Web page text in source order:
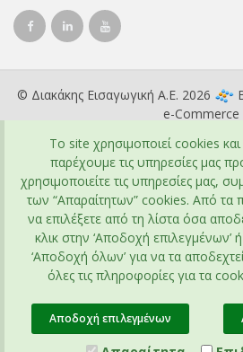
© Διακάκης Εισαγωγική Α.Ε. 2026
e-Commerce
To site χρησιμοποιεί cookies
παρέχουμε τις υπηρεσίες μας
χρησιμοποιείτε τις υπηρεσίες μας,
των “Απαραίτητων” cookies. Από τα
να επιλέξετε από τη λίστα όσα
κλικ στην ‘Αποδοχή επιλεγμένων’
‘Αποδοχή όλων’ για να τα
όλες τις πληροφορίες για τα
Αποδοχή επιλεγμένων